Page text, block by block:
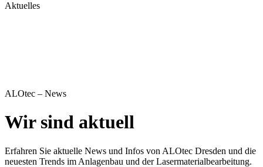
Aktuelles
ALOtec – News
Wir sind aktuell
Erfahren Sie aktuelle News und Infos von ALOtec Dresden und die
neuesten Trends im Anlagenbau und der Lasermaterialbearbeitung.